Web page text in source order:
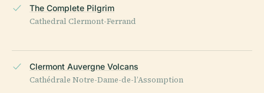
The Complete Pilgrim
Cathedral Clermont-Ferrand
Clermont Auvergne Volcans
Cathédrale Notre-Dame-de-l’Assomption